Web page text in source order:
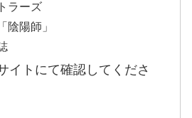
ラーズ
陰陽師」
イトにて確認してくださ